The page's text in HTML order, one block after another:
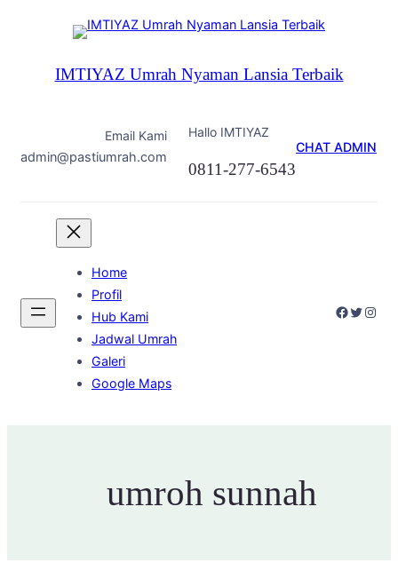
IMTIYAZ Umrah Nyaman Lansia Terbaik
Email Kami
admin@pastiumrah.com
Hallo IMTIYAZ
0811-277-6543
CHAT ADMIN
Home
Profil
Hub Kami
Jadwal Umrah
Galeri
Google Maps
Twitter
umroh sunnah